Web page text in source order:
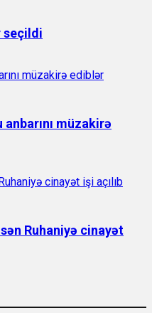
seçildi
müzakirə
Ruhaniyə cinayət